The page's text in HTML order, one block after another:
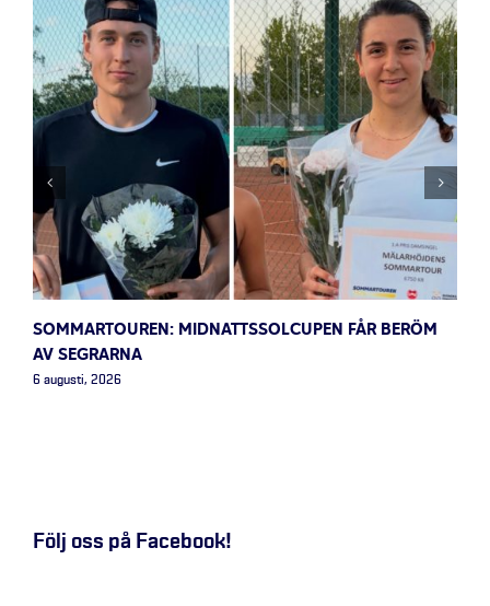
SOMMARTOUREN: MIDNATTSSOLCUPEN FÅR BERÖM
AV SEGRARNA
6 augusti, 2026
Följ oss på Facebook!